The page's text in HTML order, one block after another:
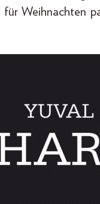
für Weihnachten